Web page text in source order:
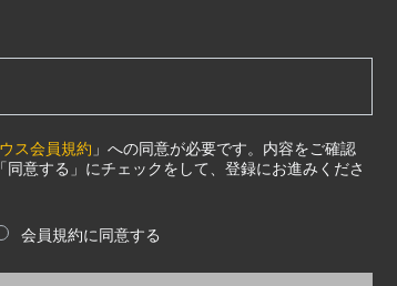
ス会員規約 」への同意が必要です。内容をご確認
意する」にチェックをして、登録にお進みくださ
会員規約に同意する